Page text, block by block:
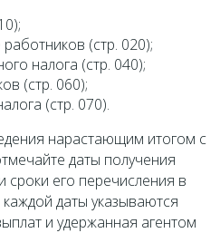
(стр. 020);
налога (стр. 040);
(стр. 060);
(стр. 070).
нарастающим итогом с
даты получения
его перечисления в
даты указываются
и удержанная агентом